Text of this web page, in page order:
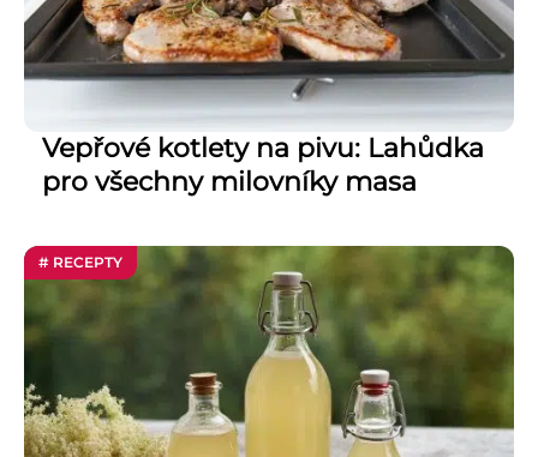
Vepřové kotlety na pivu: Lahůdka
pro všechny milovníky masa
# RECEPTY